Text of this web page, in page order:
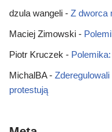
dzula wangeli - Z dworca
Maciej Zimowski -
Piotr Kruczek -
MichalBA-
protestują